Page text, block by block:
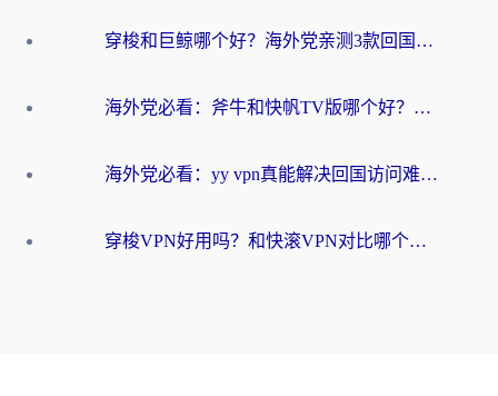
穿梭和巨鲸哪个好？海外党亲测3款回国加速器，教你避开90%的坑
海外党必看：斧牛和快帆TV版哪个好？3分钟选对回国加速器，无缝刷B站、追热剧
海外党必看：yy vpn真能解决回国访问难题？附云极initap测评+免费方案对比
穿梭VPN好用吗？和快滚VPN对比哪个回国效果更好？海外党选回国加速器必看指南